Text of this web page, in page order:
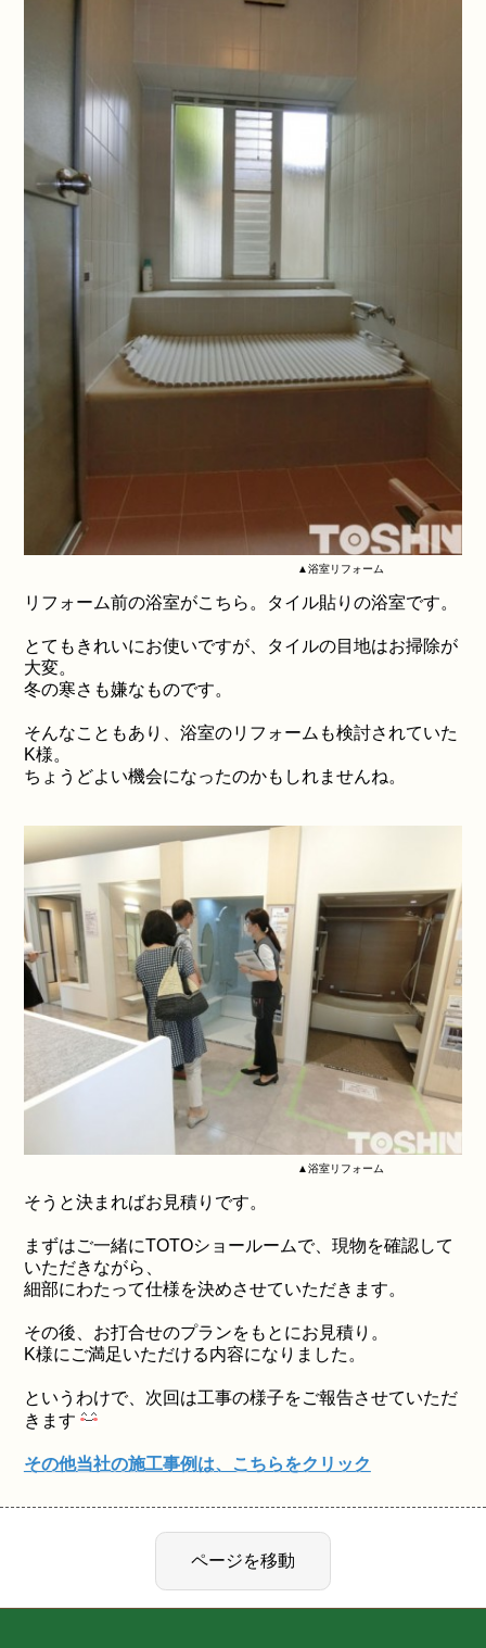
▲浴室リフォーム
リフォーム前の浴室がこちら。タイル貼りの浴室です。
とてもきれいにお使いですが、タイルの目地はお掃除が
大変。
冬の寒さも嫌なものです。
そんなこともあり、浴室のリフォームも検討されていた
K様。
ちょうどよい機会になったのかもしれませんね。
▲浴室リフォーム
そうと決まればお見積りです。
まずはご一緒にTOTOショールームで、現物を確認して
いただきながら、
細部にわたって仕様を決めさせていただきます。
その後、お打合せのプランをもとにお見積り。
K様にご満足いただける内容になりました。
というわけで、次回は工事の様子をご報告させていただ
きます
その他当社の施工事例は、こちらをクリック